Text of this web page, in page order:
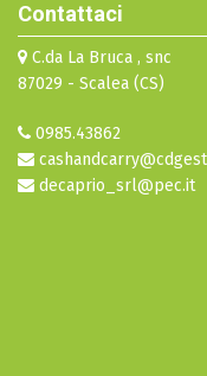
Contattaci
C.da La Bruca , snc
87029 - Scalea (CS)
0985.43862
decaprio_srl@pec.it